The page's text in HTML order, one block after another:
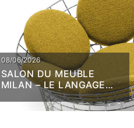
08/06/2026
SALON DU MEUBLE
MILAN – LE LANGAGE
DE LA MATIÈRE